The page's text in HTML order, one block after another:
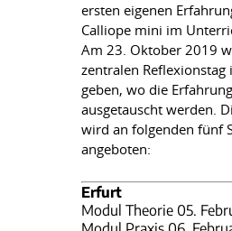
ersten eigenen
Calliope mini im
Am 23. Oktober 2019
zentralen Reflexionstag
geben, wo die
ausgetauscht werden.
wird an folgenden fünf
angeboten:
Erfurt
Modul Theorie 05.